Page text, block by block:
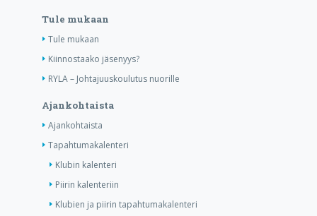
Tule mukaan
Tule mukaan
Kiinnostaako jäsenyys?
RYLA – Johtajuuskoulutus nuorille
Ajankohtaista
Ajankohtaista
Tapahtumakalenteri
Klubin kalenteri
Piirin kalenteriin
Klubien ja piirin tapahtumakalenteri